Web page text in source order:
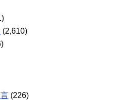
(2,610)
(226)